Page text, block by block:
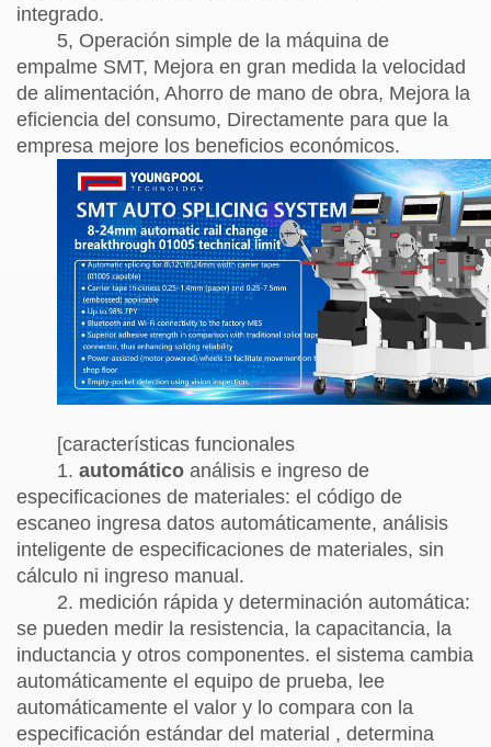
integrado.
5, Operación simple de la máquina de
empalme SMT, Mejora en gran medida la velocidad
de alimentación, Ahorro de mano de obra, Mejora la
eficiencia del consumo, Directamente para que la
empresa mejore los beneficios económicos.
[características funcionales
1. automático análisis e ingreso de
especificaciones de materiales: el código de
escaneo ingresa datos automáticamente, análisis
inteligente de especificaciones de materiales, sin
cálculo ni ingreso manual.
2. medición rápida y determinación automática:
se pueden medir la resistencia, la capacitancia, la
inductancia y otros componentes. el sistema cambia
automáticamente el equipo de prueba, lee
automáticamente el valor y lo compara con la
especificación estándar del material , determina